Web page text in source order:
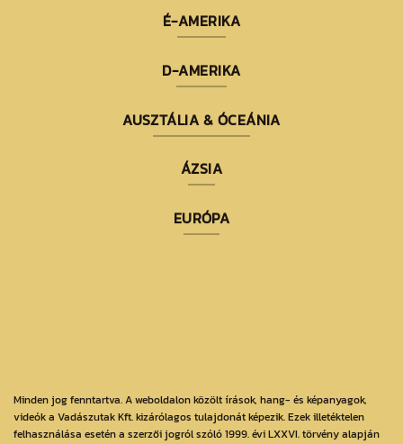
É-AMERIKA
D-AMERIKA
AUSZTÁLIA & ÓCEÁNIA
ÁZSIA
EURÓPA
Minden jog fenntartva. A weboldalon közölt írások, hang- és képanyagok,
videók a Vadászutak Kft. kizárólagos tulajdonát képezik. Ezek illetéktelen
felhasználása esetén a szerzői jogról szóló 1999. évi LXXVI. törvény alapján